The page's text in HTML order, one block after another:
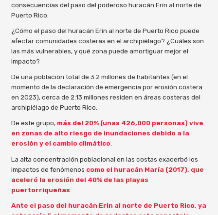
consecuencias del paso del poderoso huracán Erin al norte de
Puerto Rico.
¿Cómo el paso del huracán Erin al norte de Puerto Rico puede
afectar comunidades costeras en el archipiélago? ¿Cuáles son
las más vulnerables, y qué zona puede amortiguar mejor el
impacto?
De una población total de 3.2 millones de habitantes (en el
momento de la declaración de emergencia por erosión costera
en 2023), cerca de 2.13 millones residen en áreas costeras del
archipiélago de Puerto Rico.
De este grupo, más del 20% (unas 426,000 personas) vive
en zonas de alto riesgo de inundaciones debido a la
erosión y el cambio climático.
La alta concentración poblacional en las costas exacerbó los
impactos de fenómenos como el huracán María (2017), que
aceleró la erosión del 40% de las playas
puertorriqueñas
Ante el paso del huracán Erin al norte de Puerto Rico, ya